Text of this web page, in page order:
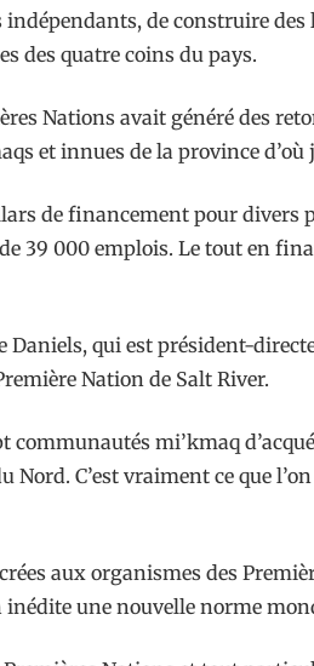
de construire
des quatre coins du pays.
Nations avait généré des
et innues de la province
de financement pour divers
39 000 emplois. Le tout en
Daniels, qui est président-
Nation de Salt River.
communautés mi’kmaq
Nord. C’est vraiment ce que
aux organismes des
une nouvelle norme